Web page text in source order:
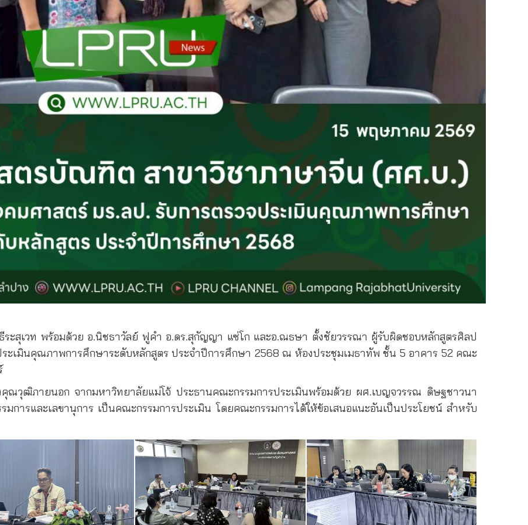
ะสุเวท พร้อมด้วย อ.นิชธาวัลย์ ฟูคำ อ.ดร.สุกัญญา แซ่โก และอ.ณธษา ตั้งชัยวรรณา ผู้รับผิดชอบหลักสูตรศิลป
ะเมินคุณภาพการศึกษาระดับหลักสูตร ประจำปีการศึกษา 2568 ณ ห้องประชุมเมธาทัพ ชั้น 5 อาคาร 52 คณะ
ณวุฒิภายนอก จากมหาวิทยาลัยแม่โจ้ ประธานคณะกรรมการประเมินพร้อมด้วย ผศ.เบญจวรรณ ดิษฐชาวนา
ารและเลขานุการ เป็นคณะกรรมการประเมิน โดยคณะกรรมการได้ให้ข้อเสนอแนะอันเป็นประโยชน์ สำหรับ